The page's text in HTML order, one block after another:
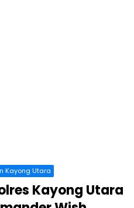
Kayong Utara
Kayong Utara